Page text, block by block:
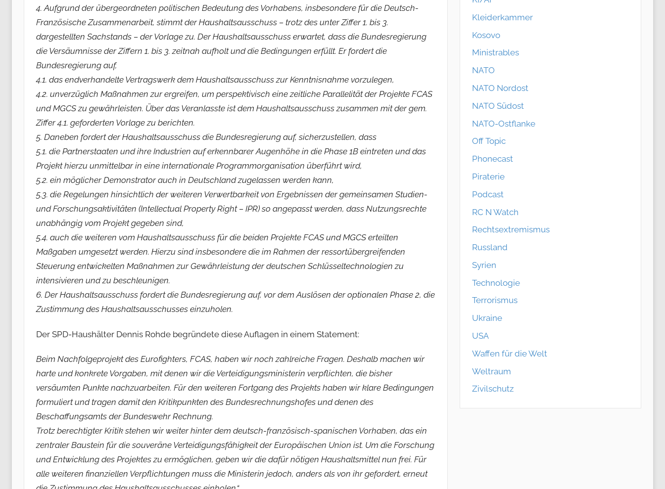
4. Aufgrund der übergeordneten politischen Bedeutung des Vorhabens, insbesondere für die Deutsch-
Französische Zusammenarbeit, stimmt der Haushaltsausschuss – trotz des unter Ziffer 1. bis 3.
dargestellten Sachstands – der Vorlage zu. Der Haushaltsausschuss erwartet, dass die Bundesregierung
die Versäumnisse der Ziffern 1. bis 3. zeitnah aufholt und die Bedingungen erfüllt. Er fordert die
Bundesregierung auf,
4.1. das endverhandelte Vertragswerk dem Haushaltsausschuss zur Kenntnisnahme vorzulegen,
4.2. unverzüglich Maßnahmen zur ergreifen, um perspektivisch eine zeitliche Parallelität der Projekte FCAS
und MGCS zu gewährleisten. Über das Veranlasste ist dem Haushaltsausschuss zusammen mit der gem.
Ziffer 4.1. geforderten Vorlage zu berichten.
5. Daneben fordert der Haushaltsausschuss die Bundesregierung auf, sicherzustellen, dass
5.1. die Partnerstaaten und ihre Industrien auf erkennbarer Augenhöhe in die Phase 1B eintreten und das
Projekt hierzu unmittelbar in eine internationale Programmorganisation überführt wird,
5.2. ein möglicher Demonstrator auch in Deutschland zugelassen werden kann,
5.3. die Regelungen hinsichtlich der weiteren Verwertbarkeit von Ergebnissen der gemeinsamen Studien-
und Forschungsaktivitäten (Intellectual Property Right – IPR) so angepasst werden, dass Nutzungsrechte
unabhängig vom Projekt gegeben sind,
5.4. auch die weiteren vom Haushaltsausschuss für die beiden Projekte FCAS und MGCS erteilten
Maßgaben umgesetzt werden. Hierzu sind insbesondere die im Rahmen der ressortübergreifenden
Steuerung entwickelten Maßnahmen zur Gewährleistung der deutschen Schlüsseltechnologien zu
intensivieren und zu beschleunigen.
6. Der Haushaltsausschuss fordert die Bundesregierung auf, vor dem Auslösen der optionalen Phase 2, die
Zustimmung des Haushaltsausschusses einzuholen.
Der SPD-Haushälter Dennis Rohde begründete diese Auflagen in einem Statement:
Beim Nachfolgeprojekt des Eurofighters, FCAS, haben wir noch zahlreiche Fragen. Deshalb machen wir
harte und konkrete Vorgaben, mit denen wir die Verteidigungsministerin verpflichten, die bisher
versäumten Punkte nachzuarbeiten. Für den weiteren Fortgang des Projekts haben wir klare Bedingungen
formuliert und tragen damit den Kritikpunkten des Bundesrechnungshofes und denen des
Beschaffungsamts der Bundeswehr Rechnung.
Trotz berechtigter Kritik stehen wir weiter hinter dem deutsch-französisch-spanischen Vorhaben, das ein
zentraler Baustein für die souveräne Verteidigungsfähigkeit der Europäischen Union ist. Um die Forschung
und Entwicklung des Projektes zu ermöglichen, geben wir die dafür nötigen Haushaltsmittel nun frei. Für
alle weiteren finanziellen Verpflichtungen muss die Ministerin jedoch, anders als von ihr gefordert, erneut
Kleiderkammer
Kosovo
Ministrables
NATO
NATO Nordost
NATO Südost
NATO-Ostflanke
Off Topic
Phonecast
Piraterie
Podcast
RC N Watch
Rechtsextremismus
Russland
Syrien
Technologie
Terrorismus
Ukraine
USA
Waffen für die Welt
Weltraum
Zivilschutz